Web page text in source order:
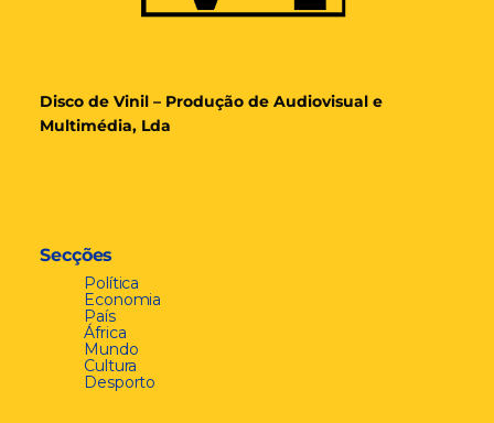
Disco de Vinil – Produção de Audiovisual e
Multimédia, Lda
Secções
Política
Economia
País
África
Mundo
Cultura
Desporto